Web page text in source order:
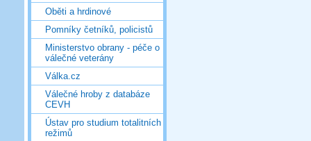
Oběti a hrdinové
Pomníky četníků, policistů
Ministerstvo obrany - péče o
válečné veterány
Válka.cz
Válečné hroby z databáze
CEVH
Ústav pro studium totalitních
režimů